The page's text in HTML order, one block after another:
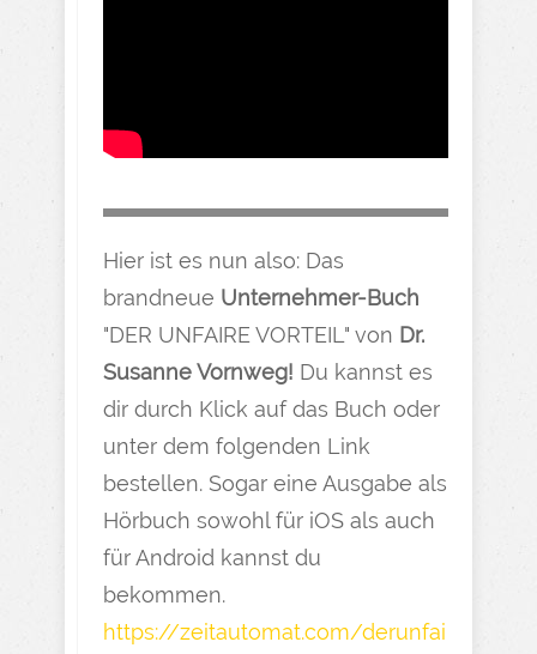
Hier ist es nun also: Das
brandneue Unternehmer-Buch
"DER UNFAIRE VORTEIL" von Dr.
Susanne Vornweg! Du kannst es
dir durch Klick auf das Buch oder
unter dem folgenden Link
bestellen. Sogar eine Ausgabe als
Hörbuch sowohl für iOS als auch
für Android kannst du
bekommen.
https://zeitautomat.com/derunfai